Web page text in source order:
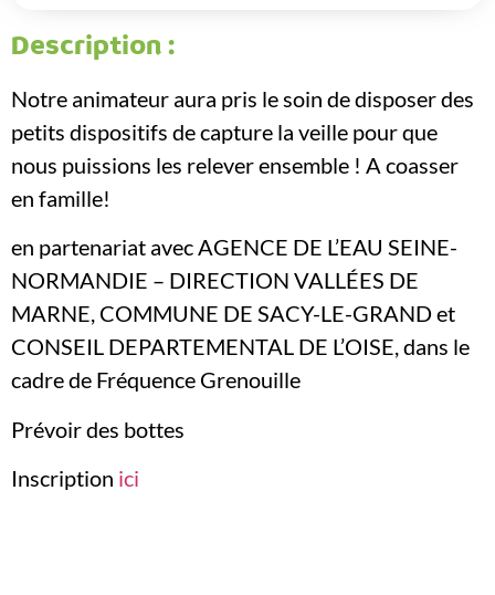
Description :
Notre animateur aura pris le soin de disposer des
petits dispositifs de capture la veille pour que
nous puissions les relever ensemble ! A coasser
en famille!
en partenariat avec AGENCE DE L’EAU SEINE-
NORMANDIE – DIRECTION VALLÉES DE
MARNE, COMMUNE DE SACY-LE-GRAND et
CONSEIL DEPARTEMENTAL DE L’OISE, dans le
cadre de Fréquence Grenouille
Prévoir des bottes
Inscription ici